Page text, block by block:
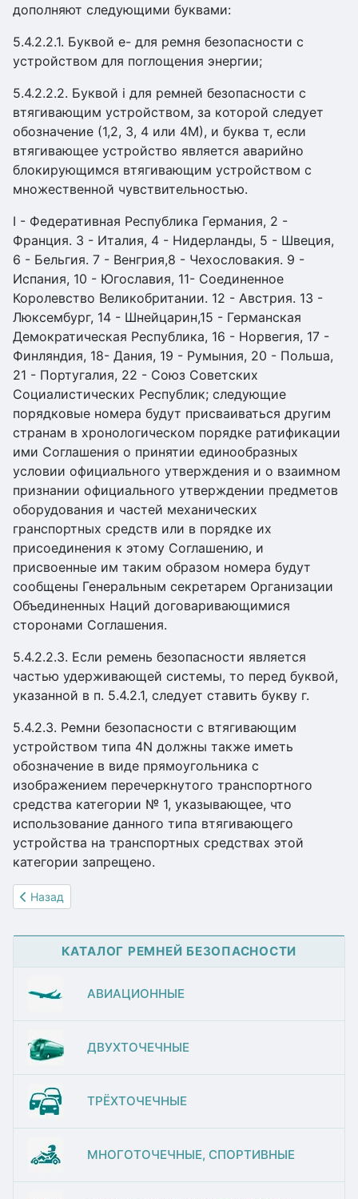
КАТАЛОГ РЕМНЕЙ БЕЗОПАСНОСТИ
АВИАЦИОННЫЕ
ДВУХТОЧЕЧНЫЕ
ТРЁХТОЧЕЧНЫЕ
МНОГОТОЧЕЧНЫЕ, СПОРТИВНЫЕ
дополняют следующими буквами:
5.4.2.2.1. Буквой е- для ремня безопасности с
устройством для поглощения энергии;
5.4.2.2.2. Буквой i для ремней безопасности с
втягивающим устройством, за которой следует
обозначение (1,2, 3, 4 или 4М), и буква т, если
втягивающее устройство является аварийно
блокирующимся втягивающим устройством с
множественной чувствительностью.
I - Федеративная Республика Германия, 2 -
Франция. 3 - Италия, 4 - Нидерланды, 5 - Швеция,
6 - Бельгия. 7 - Венгрия,8 - Чехословакия. 9 -
Испания, 10 - Югославия, 11- Соединенное
Королевство Великобритании. 12 - Австрия. 13 -
Люксембург, 14 - Шнейцарин,15 - Германская
Демократическая Республика, 16 - Норвегия, 17 -
Финляндия, 18- Дания, 19 - Румыния, 20 - Польша,
21 - Португалия, 22 - Союз Советских
Социалистических Республик; следующие
порядковые номера будут присваиваться другим
странам в хронологическом порядке ратификации
ими Соглашения о принятии единообразных
условии официального утверждения и о взаимном
признании официального утверждении предметов
оборудования и частей механических
гранспортных средств или в порядке их
присоединения к этому Соглашению, и
присвоенные им таким образом номера будут
сообщены Генеральным секретарем Организации
Объединенных Наций договаривающимися
сторонами Соглашения.
5.4.2.2.3. Если ремень безопасности является
частью удерживающей системы, то перед буквой,
указанной в п. 5.4.2.1, следует ставить букву г.
5.4.2.3. Ремни безопасности с втягивающим
устройством типа 4N должны также иметь
обозначение в виде прямоугольника с
изображением перечеркнутого транспортного
средства категории № 1, указывающее, что
использование данного типа втягивающего
устройства на транспортных средствах этой
категории запрещено.
Предыдущий материал: ПРОВЕДЕНИЯ ТЕХОСМОТРА
Назад